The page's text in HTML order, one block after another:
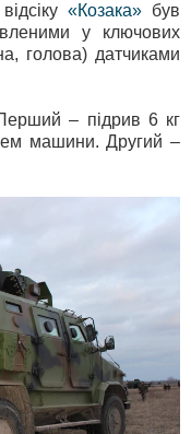
«Козака» був
у ключових
голова) датчиками
– підрив 6 кг
машини. Другий –